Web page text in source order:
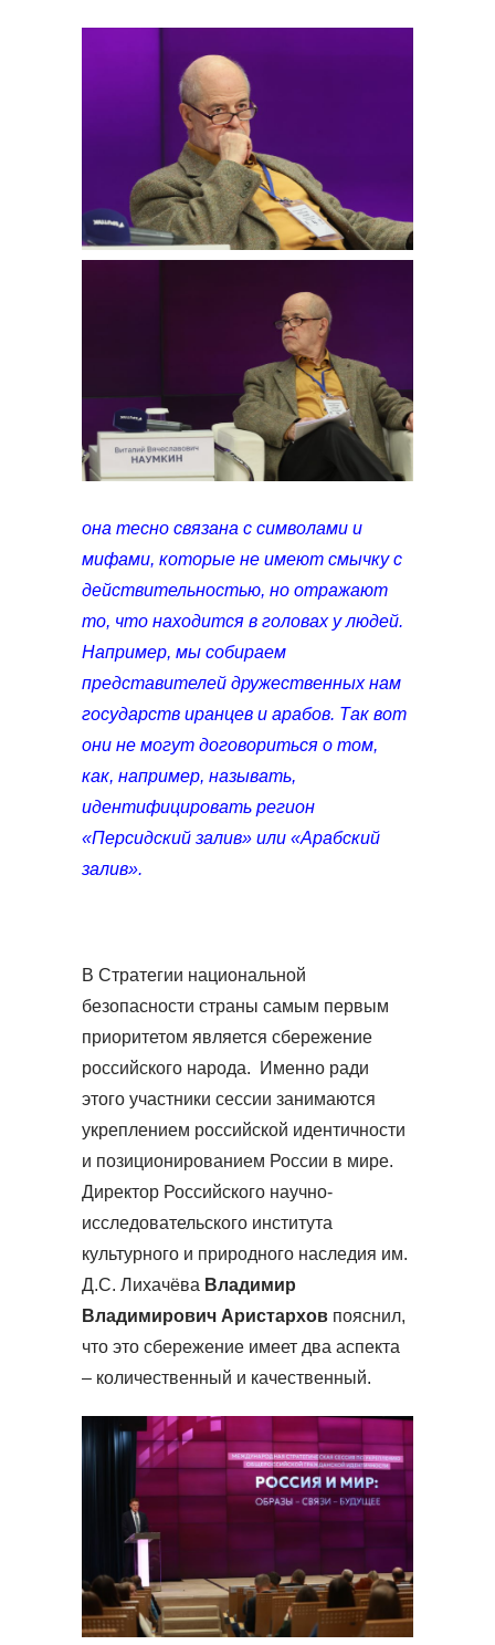
она тесно связана с символами и
мифами, которые не имеют смычку с
действительностью, но отражают
то, что находится в головах у людей.
Например, мы собираем
представителей дружественных нам
государств иранцев и арабов. Так вот
они не могут договориться о том,
как, например, называть,
идентифицировать регион
«Персидский залив» или «Арабский
залив».
В Стратегии национальной
безопасности страны самым первым
приоритетом является сбережение
российского народа. Именно ради
этого участники сессии занимаются
укреплением российской идентичности
и позиционированием России в мире.
Директор Российского научно-
исследовательского института
культурного и природного наследия им.
Д.С. Лихачёва Владимир
Владимирович Аристархов пояснил,
что это сбережение имеет два аспекта
– количественный и качественный.